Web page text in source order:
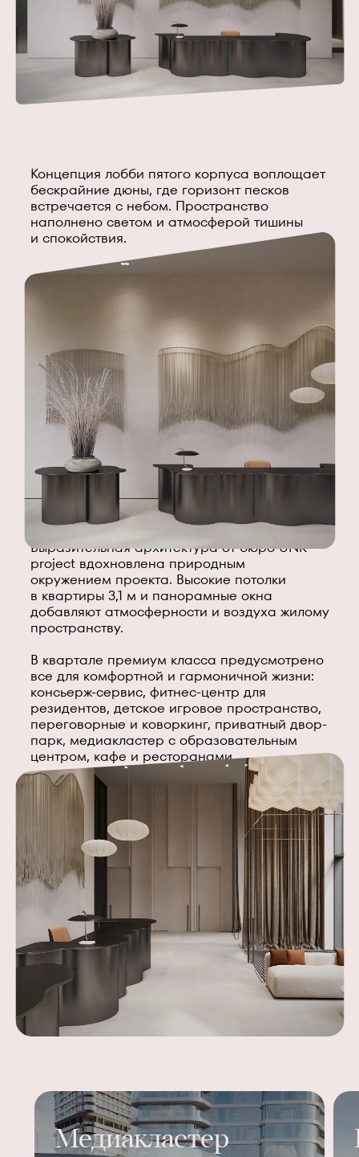
Выразительная архитектура от бюро UNK
project вдохновлена природным
окружением проекта. Высокие потолки
в квартиры 3,1 м и панорамные окна
добавляют атмосферности и воздуха жилому
пространству.
В квартале премиум класса предусмотрено
все для комфортной и гармоничной жизни:
консьерж-сервис, фитнес-центр для
резидентов, детское игровое пространство,
переговорные и коворкинг, приватный двор-
парк, медиакластер с образовательным
центром, кафе и ресторанами.
Концепция лобби пятого корпуса воплощает
бескрайние дюны, где горизонт песков
встречается с небом. Пространство
наполнено светом и атмосферой тишины
и спокойствия.
Медиакластер